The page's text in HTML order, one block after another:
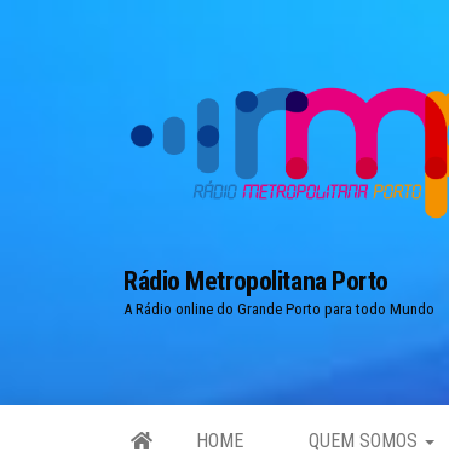
Rádio Metropolitana Porto
A Rádio online do Grande Porto para todo Mundo
HOME QUEM SOMOS